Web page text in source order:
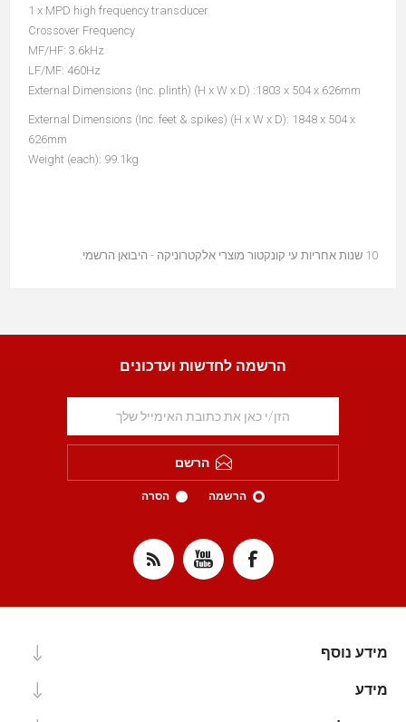
1 x MPD high frequency transducer
Crossover Frequency
MF/HF: 3.6kHz
LF/MF: 460Hz
External Dimensions (Inc. plinth) (H x W x D) :1803 x 504 x 626mm
External Dimensions (Inc. feet & spikes) (H x W x D): 1848 x 504 x
626mm
Weight (each): 99.1kg
10 שנות אחריות עי קונקטור מוצרי אלקטרוניקה - היבואן הרשמי.
הרשמה לחדשות ועדכונים
הרשם
הרשמה הסרה
מידע נוסף
מידע